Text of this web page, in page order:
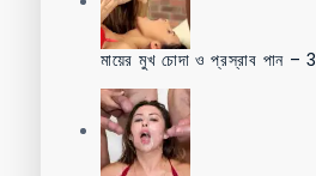
মায়ের মুখ চোদা ও প্রস্রাব পান – 3